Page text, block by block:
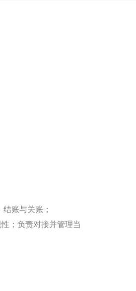
账与关账；
；负责对接并管理当